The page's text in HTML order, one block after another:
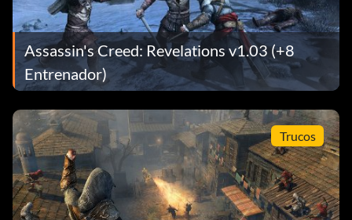
Assassin's Creed: Revelations v1.03 (+8
Entrenador)
Trucos